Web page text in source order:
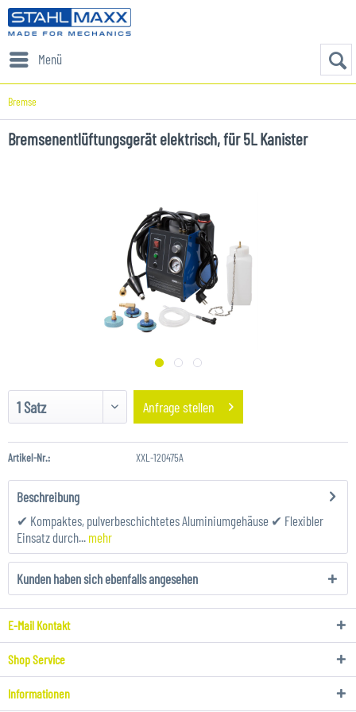
Menü
Bremse
Bremsenentlüftungsgerät elektrisch, für 5L Kanister
Anfrage stellen
Artikel-Nr.: XXL-120475A
Beschreibung
✔ Kompaktes, pulverbeschichtetes Aluminiumgehäuse ✔ Flexibler
Einsatz durch... mehr
Kunden haben sich ebenfalls angesehen
E-Mail Kontakt
Shop Service
Informationen